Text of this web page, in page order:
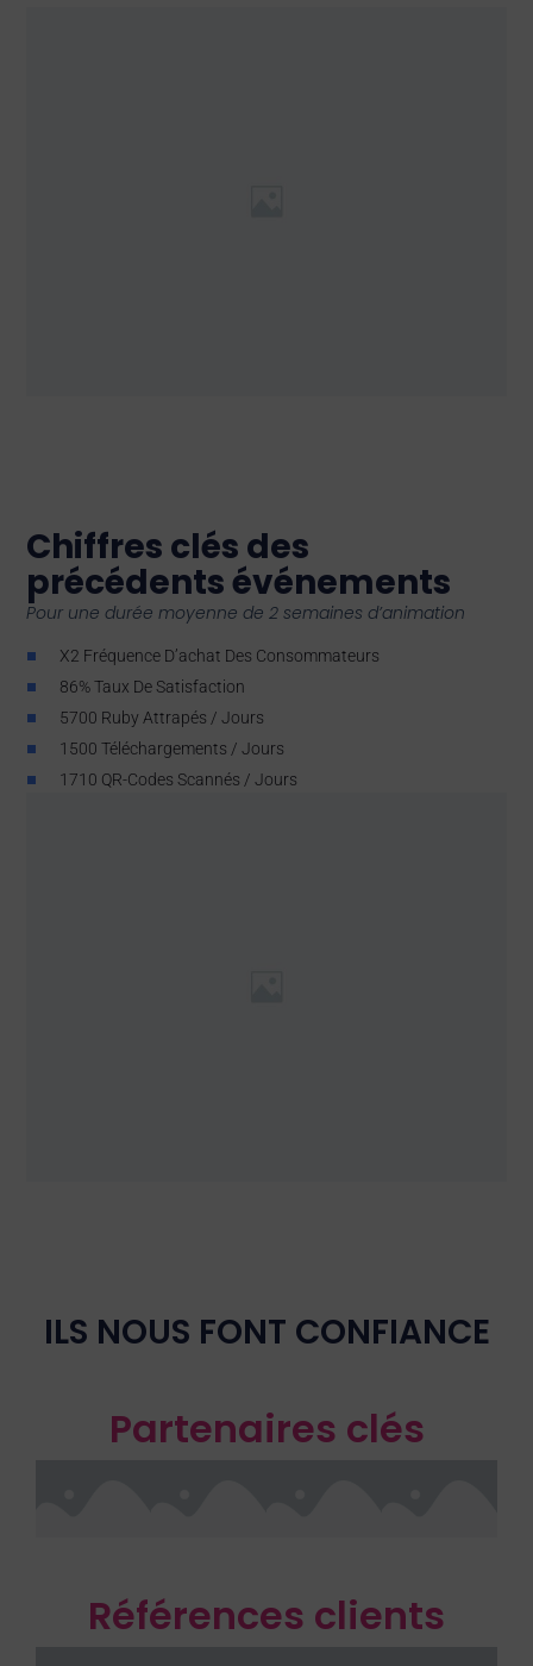
Chiffres clés des
précédents événements
Pour une durée moyenne de 2 semaines d’animation
X2 Fréquence D’achat Des Consommateurs
86% Taux De Satisfaction
5700 Ruby Attrapés / Jours
1500 Téléchargements / Jours
1710 QR-Codes Scannés / Jours
ILS NOUS FONT CONFIANCE
Partenaires clés
Références clients